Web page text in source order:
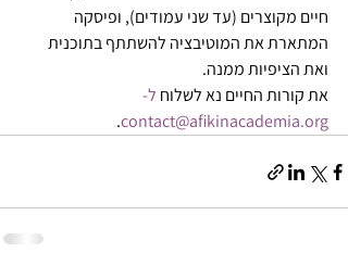
חיים מקוצרים (עד שני עמודים), ופיסקה
המתארת את המוטיבציה להשתתף בתוכנית
ואת הציפיות ממנה.
את קורות החיים נא לשלוח ל-
contact@afikinacademia.org
.